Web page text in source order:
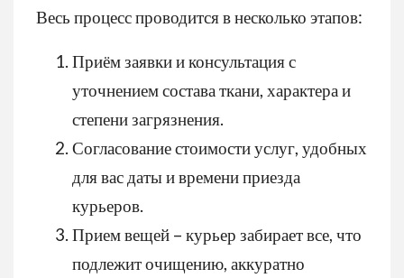
Весь процесс проводится в несколько этапов:
Приём заявки и консультация с
уточнением состава ткани, характера и
степени загрязнения.
Согласование стоимости услуг, удобных
для вас даты и времени приезда
курьеров.
Прием вещей – курьер забирает все, что
подлежит очищению, аккуратно